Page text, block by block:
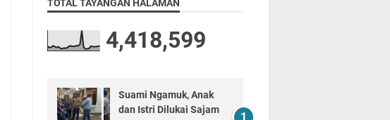
TOTAL TAYANGAN HALAMAN
4,418,599
Suami Ngamuk, Anak
dan Istri Dilukai Sajam